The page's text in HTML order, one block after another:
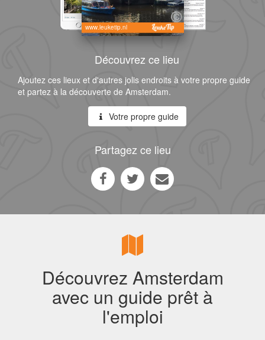
www.leuketip.nl
Découvrez ce lieu
Ajoutez ces lieux et d'autres jolis endroits à votre propre guide
et partez à la découverte de Amsterdam.
Votre propre guide
Partagez ce lieu
Découvrez Amsterdam
avec un guide prêt à
l'emploi